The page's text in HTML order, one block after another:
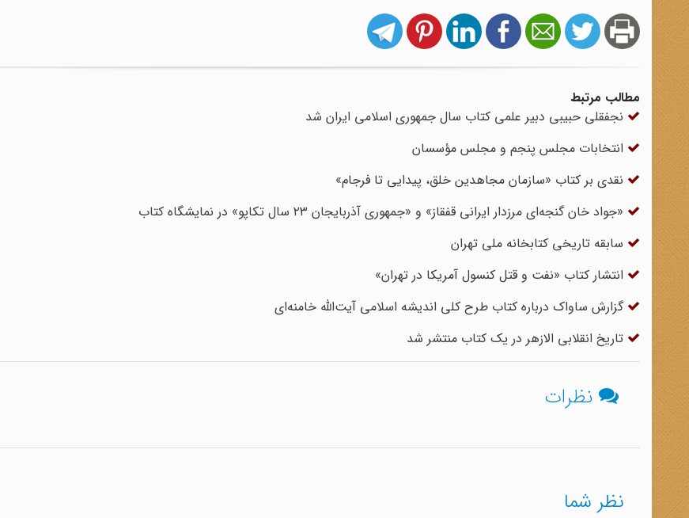
مطالب مرتبط
نجفقلی حبیبی دبیر علمی کتاب سال جمهوری اسلامی ایران شد
انتخابات مجلس پنجم و مجلس مؤسسان
نقدی بر کتاب «سازمان مجاهدین خلق، پیدایی تا فرجام»
«جواد خان گنجه‌ای مرزدار ایرانی قفقاز» و «جمهوری آذربایجان ۲۳ سال تکاپو» در نمایشگاه کتاب
سابقه تاریخی کتابخانه ملی تهران
انتشار کتاب «نفت و قتل کنسول آمریکا در تهران»
گزارش ساواک درباره کتاب طرح کلی اندیشه اسلامی آیت‌الله خامنه‌ای
تاریخ انقلابی الازهر در یک کتاب منتشر شد
نظرات
نظر شما